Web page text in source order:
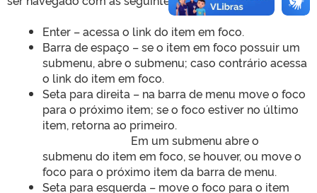
Enter – acessa o link do item em foco.
Barra de espaço – se o item em foco possuir um
submenu, abre o submenu; caso contrário acessa
o link do item em foco.
Seta para direita – na barra de menu move o foco
para o próximo item; se o foco estiver no último
item, retorna ao primeiro.
Em um submenu abre o
submenu do item em foco, se houver, ou move o
foco para o próximo item da barra de menu.
Seta para esquerda – move o foco para o item